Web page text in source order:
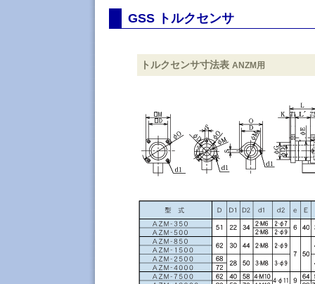
GSS トルクセンサ
トルクセンサ寸法表 ANZM用